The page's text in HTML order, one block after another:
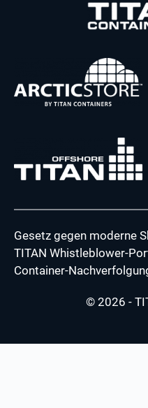
Gesetz gegen moderne
TITAN Whistleblower-
Container-
© 2026 -